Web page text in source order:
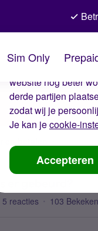
De
Wij gebruiken
website nog beter
derde partijen
zodat wij je
Je kan jecookie-
Accepteren
Sim Only
en betalen
er gebeurd?
5 reacties 103 Bekeken